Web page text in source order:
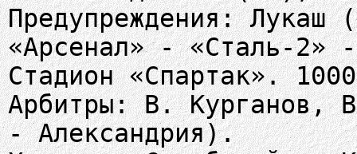
Предупреждения: Лукаш
«Арсенал» - «Сталь-
Стадион «Спартак».
Арбитры: В. Курганов,
- Александрия).